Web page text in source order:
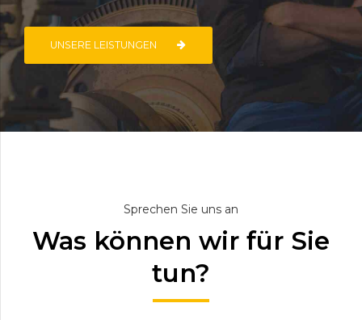
UNSERE LEISTUNGEN
Sprechen Sie uns an
Was können wir für Sie
tun?